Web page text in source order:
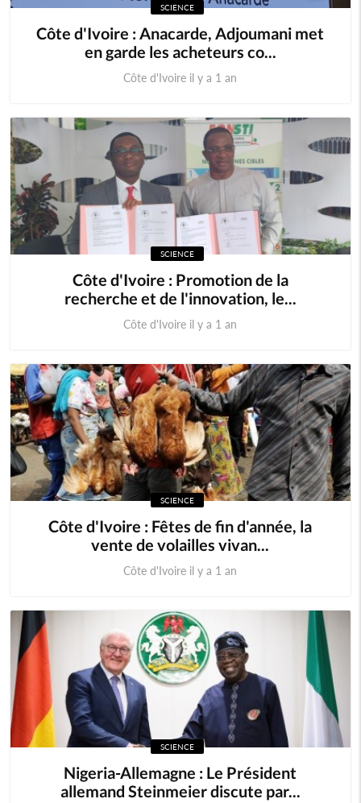
SCIENCE
Côte d'Ivoire : Anacarde, Adjoumani met
en garde les acheteurs co...
Côte d'Ivoire il y a 1 an
SCIENCE
Côte d'Ivoire : Promotion de la
recherche et de l'innovation, le...
Côte d'Ivoire il y a 1 an
SCIENCE
Côte d'Ivoire : Fêtes de fin d'année, la
vente de volailles vivan...
Côte d'Ivoire il y a 1 an
SCIENCE
Nigeria-Allemagne : Le Président
allemand Steinmeier discute par...